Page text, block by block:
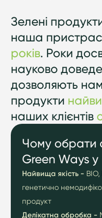
Зелені
наша
років. Роки
науково
дозволяють
продукти
наших клієнтів
Чому обрати
Green Ways
Найвища якість -
генетично
продукт
Делікатна обробка -